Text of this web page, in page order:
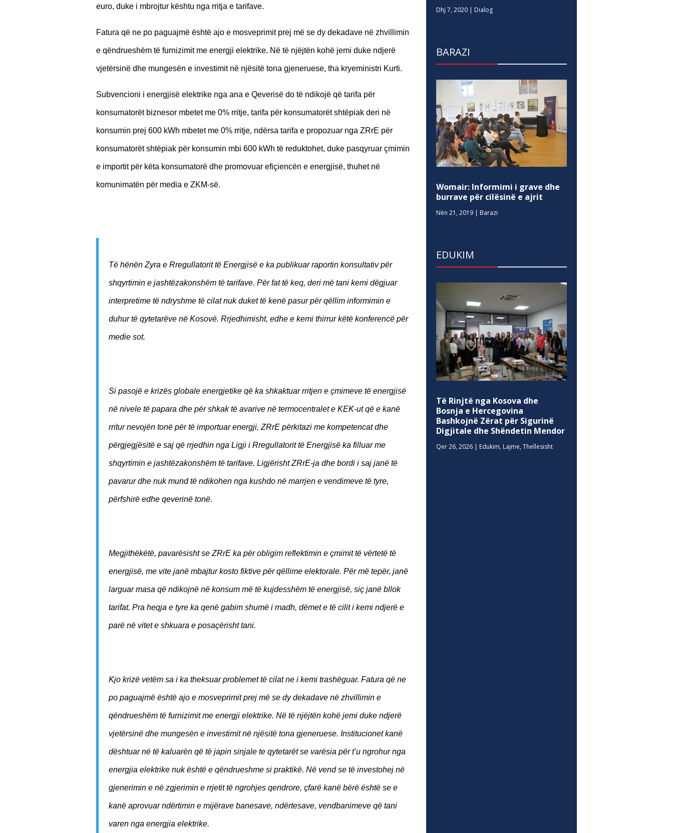
euro, duke i mbrojtur kështu nga rritja e tarifave.
Fatura që ne po paguajmë është ajo e mosveprimit prej më se dy dekadave në zhvillimin
e qëndrueshëm të furnizimit me energji elektrike. Në të njëjtën kohë jemi duke ndjerë
vjetërsinë dhe mungesën e investimit në njësitë tona gjeneruese, tha kryeministri Kurti.
Subvencioni i energjisë elektrike nga ana e Qeverisë do të ndikojë që tarifa për
konsumatorët biznesor mbetet me 0% rritje, tarifa për konsumatorët shtëpiak deri në
konsumin prej 600 kWh mbetet me 0% rritje, ndërsa tarifa e propozuar nga ZRrE për
konsumatorët shtëpiak për konsumin mbi 600 kWh të reduktohet, duke pasqyruar çmimin
e importit për këta konsumatorë dhe promovuar efiçiencën e energjisë, thuhet në
komunimatën për media e ZKM-së.
Të hënën Zyra e Rregullatorit të Energjisë e ka publikuar raportin konsultativ për
shqyrtimin e jashtëzakonshëm të tarifave. Për fat të keq, deri më tani kemi dëgjuar
interpretime të ndryshme të cilat nuk duket të kenë pasur për qëllim informimin e
duhur të qytetarëve në Kosovë. Rrjedhimisht, edhe e kemi thirrur këtë konferencë për
medie sot.
Si pasojë e krizës globale energjetike që ka shkaktuar rritjen e çmimeve të energjisë
në nivele të papara dhe për shkak të avarive në termocentralet e KEK-ut që e kanë
rritur nevojën tonë për të importuar energji, ZRrE përkitazi me kompetencat dhe
përgjegjësitë e saj që rrjedhin nga Ligji i Rregullatorit të Energjisë ka filluar me
shqyrtimin e jashtëzakonshëm të tarifave. Ligjërisht ZRrE-ja dhe bordi i saj janë të
pavarur dhe nuk mund të ndikohen nga kushdo në marrjen e vendimeve të tyre,
përfshirë edhe qeverinë tonë.
Megjithëkëtë, pavarësisht se ZRrE ka për obligim reflektimin e çmimit të vërtetë të
energjisë, me vite janë mbajtur kosto fiktive për qëllime elektorale. Për më tepër, janë
larguar masa që ndikojnë në konsum më të kujdesshëm të energjisë, siç janë bllok
tarifat. Pra heqja e tyre ka qenë gabim shumë i madh, dëmet e të cilit i kemi ndjerë e
parë në vitet e shkuara e posaçërisht tani.
Kjo krizë vetëm sa i ka theksuar problemet të cilat ne i kemi trashëguar. Fatura që ne
po paguajmë është ajo e mosveprimit prej më se dy dekadave në zhvillimin e
qëndrueshëm të furnizimit me energji elektrike. Në të njëjtën kohë jemi duke ndjerë
vjetërsinë dhe mungesën e investimit në njësitë tona gjeneruese. Institucionet kanë
dështuar në të kaluarën që të japin sinjale te qytetarët se varësia për t’u ngrohur nga
energjia elektrike nuk është e qëndrueshme si praktikë. Në vend se të investohej në
gjenerimin e në zgjerimin e rrjetit të ngrohjes qendrore, çfarë kanë bërë është se e
kanë aprovuar ndërtimin e mijërave banesave, ndërtesave, vendbanimeve që tani
varen nga energjia elektrike.
Dhj 7, 2020 | Dialog
BARAZI
Womair: Informimi i grave dhe
burrave për cilësinë e ajrit
Nën 21, 2019 | Barazi
EDUKIM
Të Rinjtë nga Kosova dhe
Bosnja e Hercegovina
Bashkojnë Zërat për Sigurinë
Digjitale dhe Shëndetin Mendor
Qer 26, 2026 | Edukim, Lajme,Thellesisht